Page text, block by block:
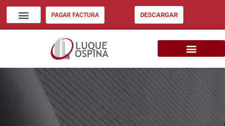
PAGAR FACTURA DESCARGAR